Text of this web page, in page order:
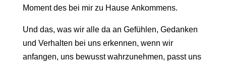
Moment des bei mir zu Hause Ankommens.
Und das, was wir alle da an Gefühlen, Gedanken
und Verhalten bei uns erkennen, wenn wir
anfangen, uns bewusst wahrzunehmen, passt uns